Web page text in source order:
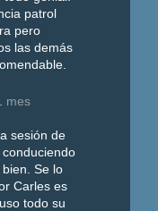
patrol
pero
las demás
mes
sesión de
Se lo
Carles es
todo su